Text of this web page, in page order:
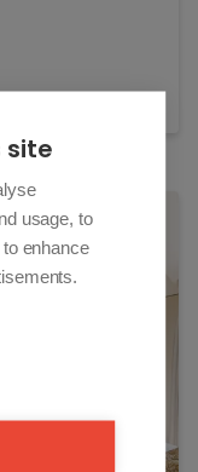
site
usage, to
enhance